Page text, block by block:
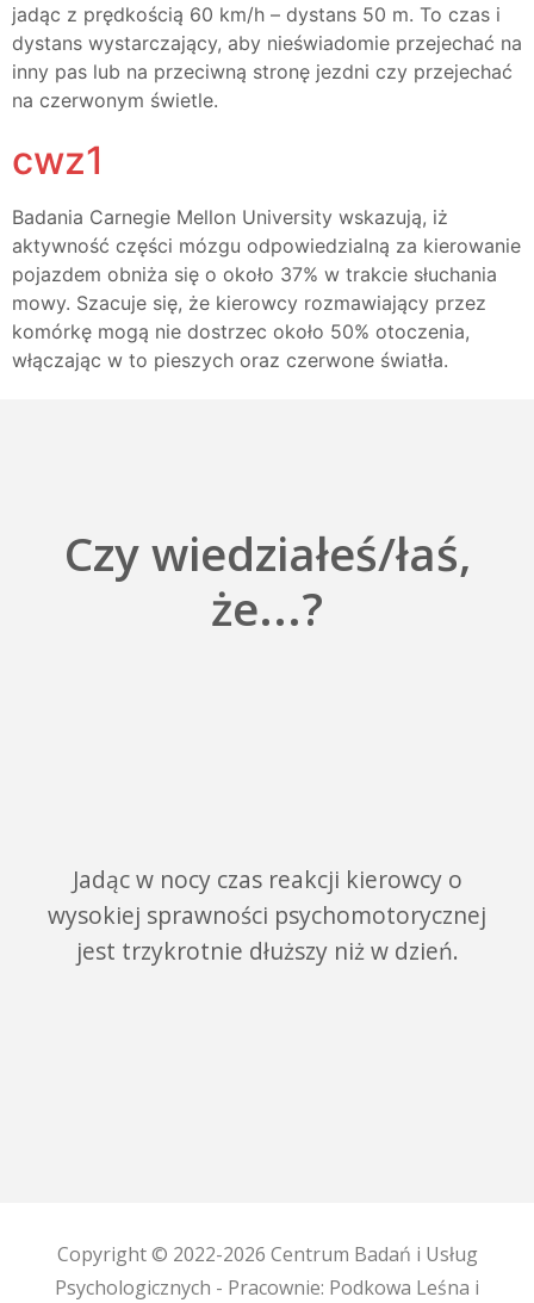
jadąc z prędkością 60 km/h – dystans 50 m. To czas i
dystans wystarczający, aby nieświadomie przejechać na
inny pas lub na przeciwną stronę jezdni czy przejechać
na czerwonym świetle.
cwz1
Badania Carnegie Mellon University wskazują, iż
aktywność części mózgu odpowiedzialną za kierowanie
pojazdem obniża się o około 37% w trakcie słuchania
mowy. Szacuje się, że kierowcy rozmawiający przez
komórkę mogą nie dostrzec około 50% otoczenia,
włączając w to pieszych oraz czerwone światła.
Czy wiedziałeś/łaś,
że...?
Jadąc w nocy czas reakcji kierowcy o
wysokiej sprawności psychomotorycznej
jest trzykrotnie dłuższy niż w dzień.
Copyright © 2022-2026 Centrum Badań i Usług
Psychologicznych - Pracownie: Podkowa Leśna i